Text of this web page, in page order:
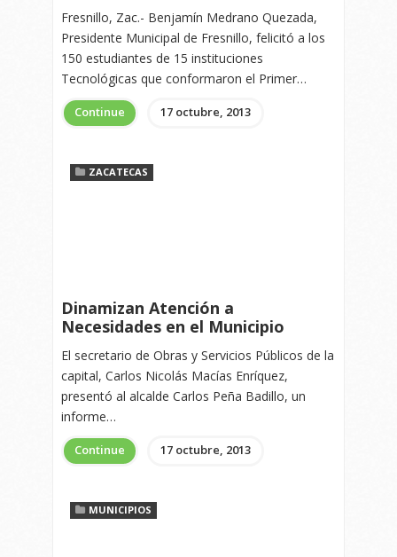
Fresnillo, Zac.- Benjamín Medrano Quezada,
Presidente Municipal de Fresnillo, felicitó a los
150 estudiantes de 15 instituciones
Tecnológicas que conformaron el Primer…
Continue 17 octubre, 2013
ZACATECAS
Dinamizan Atención a
Necesidades en el Municipio
El secretario de Obras y Servicios Públicos de la
capital, Carlos Nicolás Macías Enríquez,
presentó al alcalde Carlos Peña Badillo, un
informe…
Continue 17 octubre, 2013
MUNICIPIOS